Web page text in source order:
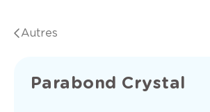
Autres
Parabond Crystal